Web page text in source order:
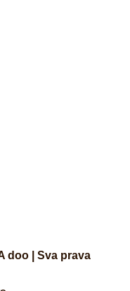
doo | Sva prava